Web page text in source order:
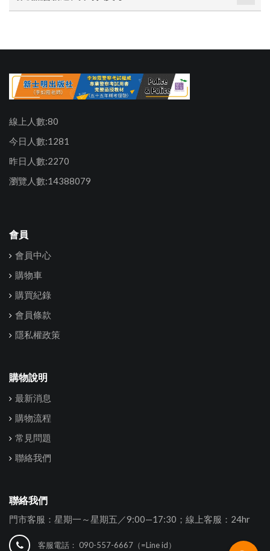
線上人數:80
今日人數:1281
昨日人數:2270
瀏覽人數:14388079
會員
會員中心
購物車
購買紀錄
會員條款
隱私權政策
購物說明
最新消息
購物流程
常見問題
聯絡我們
聯絡我們
門市客服：星期一～星期五／9:00—17:30；線上客服：24hr
客服電話： 090-557-6667（=Line id）